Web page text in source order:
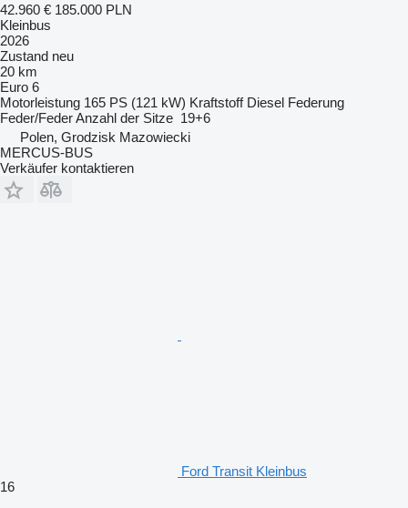
42.960 € 185.000 PLN
Kleinbus
2026
Zustand neu
20 km
Euro 6
Motorleistung 165 PS (121 kW) Kraftstoff Diesel Federung
Feder/FederAnzahl der Sitze 19+6
Polen, Grodzisk Mazowiecki
MERCUS-BUS
Verkäufer kontaktieren
Ford Transit Kleinbus
16